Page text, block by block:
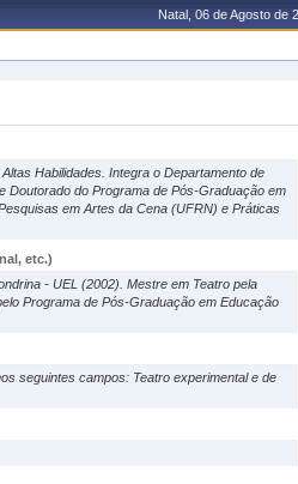
Natal, 06 de Agosto de
Habilidades. Integra o Departamento de
Doutorado do Programa de Pós-Graduação em
em Artes da Cena (UFRN) e Práticas
etc.)
- UEL (2002). Mestre em Teatro pela
Programa de Pós-Graduação em Educação
seguintes campos: Teatro experimental e de